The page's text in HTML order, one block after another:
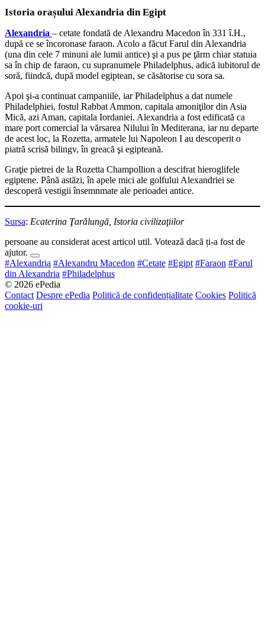
Istoria orașului Alexandria din Egipt
Alexandria – cetate fondată de Alexandru Macedon în 331 î.H.,
după ce se încoronase faraon. Acolo a făcut Farul din Alexandria
(una din cele 7 minuni ale lumii antice) şi a pus pe ţărm chiar statuia
sa în chip de faraon, cu supranumele Philadelphus, adică iubitorul de
soră, fiindcă, după model egiptean, se căsătorise cu sora sa.
Apoi şi-a continuat campaniile, iar Philadelphus a dat numele
Philadelphiei, fostul Rabbat Ammon, capitala amoniţilor din Asia
Mică, azi Aman, capitala Iordaniei. Alexandria a fost edificată ca
mare port comercial la vărsarea Nilului în Mediterana, iar nu departe
de acest loc, la Rozetta, armatele lui Napoleon I au descoperit o
piatră scrisă bilingv, în greacă şi egipteană.
Graţie pietrei de la Rozetta Champollion a descifrat hieroglifele
egiptene. Până astăzi, în apele mici ale golfului Alexandriei se
descoperă vestigii însemnmate ale perioadei antice.
Sursa: Ecaterina Ţarălungă, Istoria civilizaţiilor
persoane au considerat acest articol util. Votează dacă ți-a fost de
ajutor.
#Alexandria #Alexandru Macedon #Cetate #Egipt #Faraon #Farul
din Alexandria #Philadelphus
© 2026 ePedia
Contact Despre ePedia Politică de confidențialitate Cookies Politică
cookie-uri